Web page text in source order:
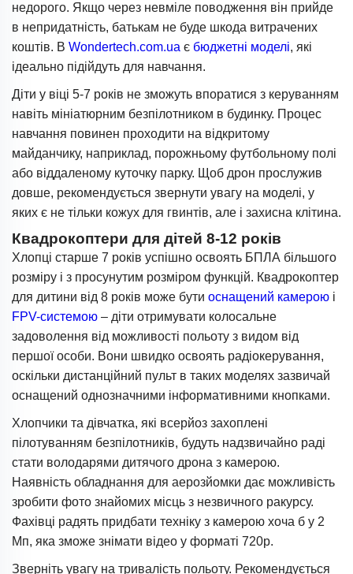
недорого. Якщо через невміле поводження він прийде
в непридатність, батькам не буде шкода витрачених
коштів. В Wondertech.com.ua є бюджетні моделі, які
ідеально підійдуть для навчання.
Діти у віці 5-7 років не зможуть впоратися з керуванням
навіть мініатюрним безпілотником в будинку. Процес
навчання повинен проходити на відкритому
майданчику, наприклад, порожньому футбольному полі
або віддаленому куточку парку. Щоб дрон прослужив
довше, рекомендується звернути увагу на моделі, у
яких є не тільки кожух для гвинтів, але і захисна клітина.
Квадрокоптери для дітей 8-12 років
Хлопці старше 7 років успішно освоять БПЛА більшого
розміру і з просунутим розміром функцій. Квадрокоптер
для дитини від 8 років може бути оснащений камерою і
FPV-системою – діти отримувати колосальне
задоволення від можливості польоту з видом від
першої особи. Вони швидко освоять радіокерування,
оскільки дистанційний пульт в таких моделях зазвичай
оснащений однозначними інформативними кнопками.
Хлопчики та дівчатка, які всерйоз захоплені
пілотуванням безпілотників, будуть надзвичайно раді
стати володарями дитячого дрона з камерою.
Наявність обладнання для аерозйомки дає можливість
зробити фото знайомих місць з незвичного ракурсу.
Фахівці радять придбати техніку з камерою хоча б у 2
Мп, яка зможе знімати відео у форматі 720p.
Зверніть увагу на тривалість польоту. Рекомендується